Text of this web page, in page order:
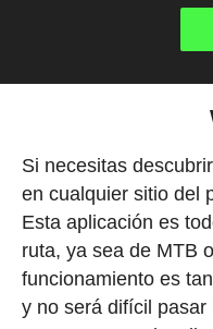
Si necesitas
en cualquier sitio del
Esta aplicación es
ruta, ya sea de MTB
funcionamiento es
y no será difícil